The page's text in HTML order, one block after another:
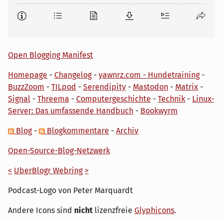
Open Blogging Manifest
Homepage - Changelog- yawnrz.com - Hundetraining-
BuzzZoom - TILpod - Serendipity - Mastodon - Matrix -
Signal - Threema - Computergeschichte - Technik - Linux-
Server: Das umfassende Handbuch - Bookwyrm
Blog- Blogkommentare - Archiv
Open-Source-Blog-Netzwerk
< UberBlogr Webring >
Podcast-Logo von Peter Marquardt
Andere Icons sind nicht lizenzfreie Glyphicons.